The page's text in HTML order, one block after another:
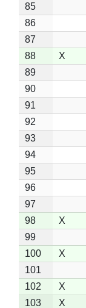
85
86
87
88
X
89
90
91
92
93
94
95
96
97
98
X
99
100
X
101
102
X
103
X